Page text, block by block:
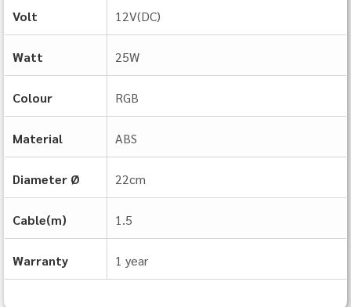
Volt 12V(DC)
Watt 25W
Colour RGB
Material ABS
Diameter Ø 22cm
Cable(m) 1.5
Warranty 1 year